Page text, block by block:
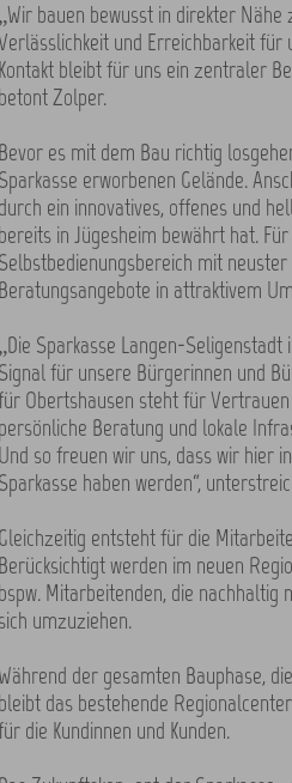
„Wir bauen bewusst in direkter
und Erreichbarkeit für
Kontakt bleibt für uns ein zentraler
betont Zolper.
Bevor es mit dem Bau richtig
Sparkasse erworbenen Gelände.
durch ein innovatives, offenes und
bereits in Jügesheim bewährt hat.
Selbstbedienungsbereich mit
Beratungsangebote in attraktivem
„Die Sparkasse Langen-
Signal für unsere Bürgerinnen und
Obertshausen steht für
persönliche Beratung und lokale
Und so freuen wir uns, dass wir hier
Sparkasse haben werden“,
Gleichzeitig entsteht für die
Berücksichtigt werden im neuen
bspw. Mitarbeitenden, die nachhaltig
sich umzuziehen.
der gesamten Bauphase,
bleibt das bestehende
die Kundinnen und Kunden.